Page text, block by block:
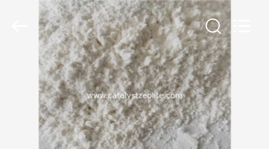
CASA
PRODOTTI
CIRCA